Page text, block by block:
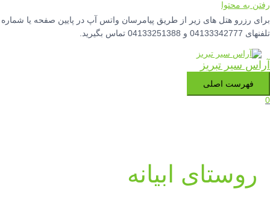
رفتن به محتوا
برای رزرو هتل های زیر از طریق پیامرسان واتس آپ در پایین صفحه یا شماره
تلفنهای 04133342777 و 04133251388 تماس بگیرید.
آراس سیر تبریز
فهرست اصلی
0
روستای ابیانه